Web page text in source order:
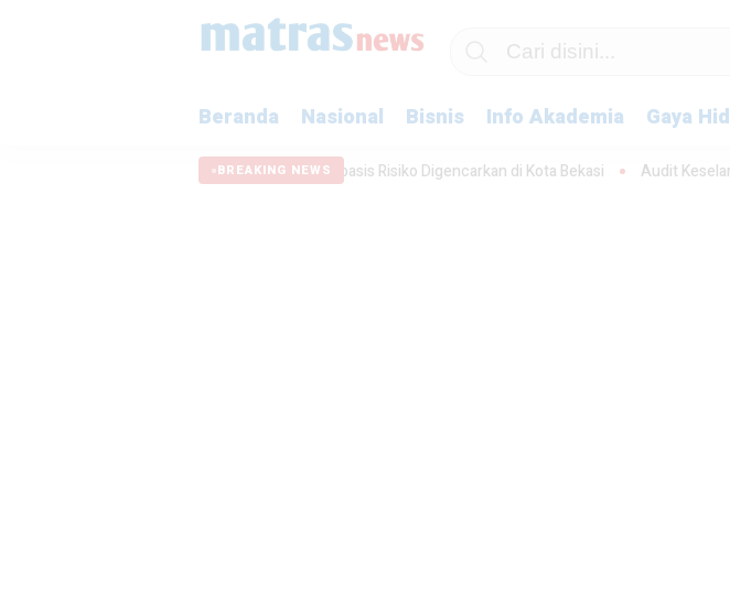
Beranda Nasional Bisnis Info Akademia Gaya
BREAKING NEWS
MCSP-RBS: Pengawasan Berbasis Risiko Digencarkan di Kota Bekasi Audit Keselamatan KMP